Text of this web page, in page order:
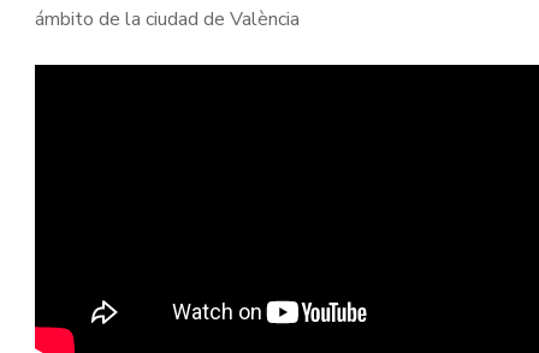
ámbito de la ciudad de València